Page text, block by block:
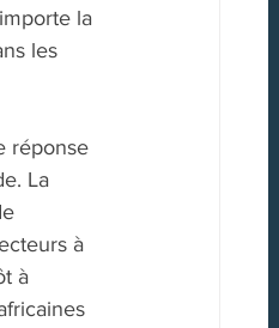
la
les
réponse
La
à
à